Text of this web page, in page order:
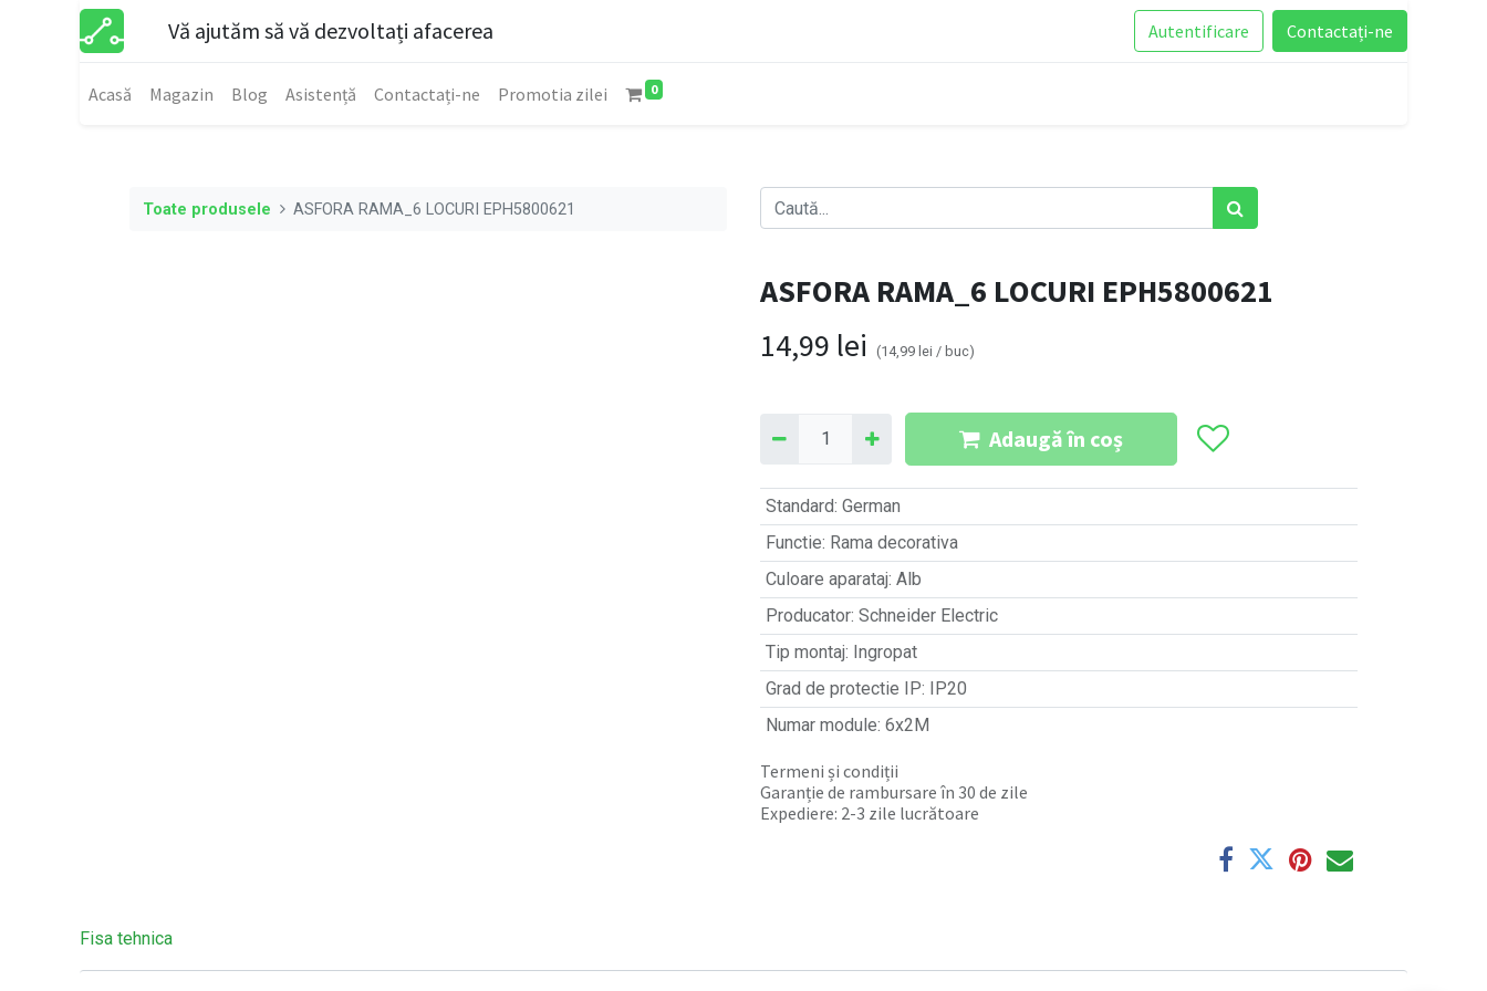
Vă ajutăm să vă dezvoltați afacerea Autentificare Contactați-ne
Acasă Magazin Blog Asistență Contactați-ne Promotia zilei 0
Toate produsele ASFORA RAMA_6 LOCURI EPH5800621
ASFORA RAMA_6 LOCURI EPH5800621
14,99 lei (14,99 lei / buc)
Adaugă în coș
Standard: German
Functie: Rama decorativa
Culoare aparataj: Alb
Producator: Schneider Electric
Tip montaj: Ingropat
Grad de protectie IP: IP20
Numar module: 6x2M
Termeni și condiții
Garanție de rambursare în 30 de zile
Expediere: 2-3 zile lucrătoare
Fisa tehnica